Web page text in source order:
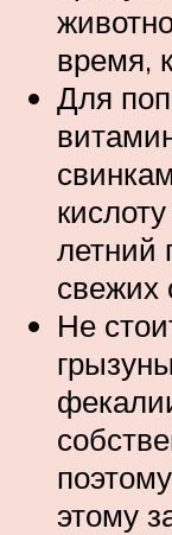
время,
Для
летний
свежих
Не
этому